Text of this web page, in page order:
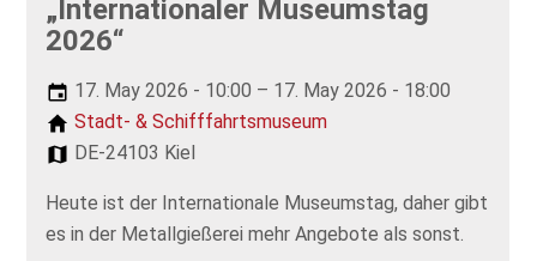
„Internationaler Museumstag
2026“
17. May 2026 - 10:00 – 17. May 2026 - 18:00
Stadt- & Schifffahrtsmuseum
DE-24103 Kiel
Heute ist der Internationale Museumstag, daher gibt
es in der Metallgießerei mehr Angebote als sonst.